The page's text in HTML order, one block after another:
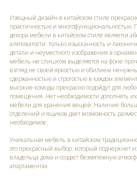
Изящный дизайн в китайском стиле
практичностью и многофункциональностью.
декора мебели в китайском стиле является
аляповатости: только изысканность и
детали и неуместного изображения в
мебель не слишком выделяется на фоне
взгляд не своей яркостью и обилием
сдержанностью и строгостью в каждом
высокие комоды прекрасно подойдут для
помещения. Нет необходимости дополнять
мебели для хранения вещей. Наличие
отделений и ящиков дает возможность
необходимое.
Уникальная мебель в китайском
это прекрасный выбор. который подчеркнет
владельца дома и создаст безмятежную
апартаментах.